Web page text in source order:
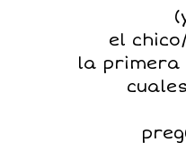
el
la primera